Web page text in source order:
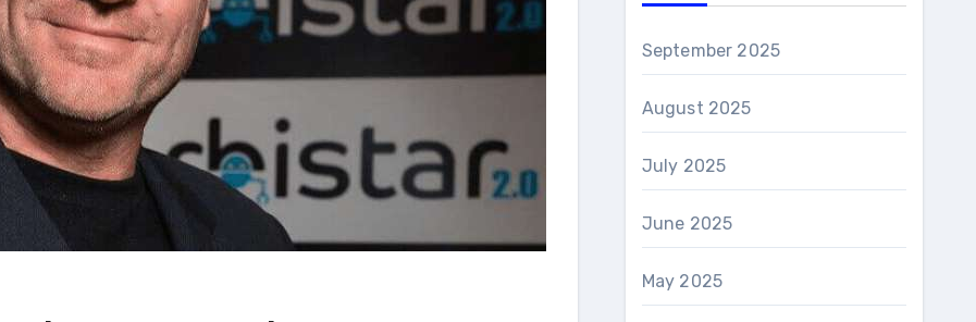
September 2025
August 2025
July 2025
June 2025
May 2025